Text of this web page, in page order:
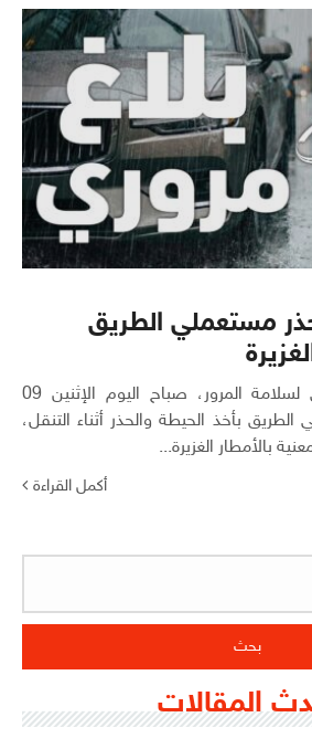
مستعملي الطريق
أوصى المرصد الوطني لسلامة المرور، صباح اليوم الإثنين 09
الطريق بأخذ الحيطة والحذر أثناء التنقل،
بالأمطار الغزيرة...
أكمل القراءة
المقالات